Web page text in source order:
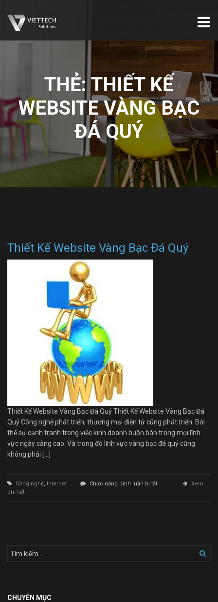
THẺ: THIẾT KẾ
WEBSITE VÀNG BẠC
ĐÁ QUÝ
Thiết Kế Website Vàng Bạc Đá Quý
Thiết Kế Website Vàng Bạc Đá Quý Thiết Kế Website Vàng Bạc Đá
Quý Công nghệ phát triển, thương mại điện tử cũng phát triển. Bởi
thế sự cạnh tranh trong việc kinh doanh buôn bán trong mọi lĩnh
vực ngày càng cao. Và trong đó lĩnh vực vàng bạc đá quý cũng
không phải […]
Công nghệ, Internet Chức năng bình luận bị tắtở
Xem
chi tiết
CHUYÊN MỤC